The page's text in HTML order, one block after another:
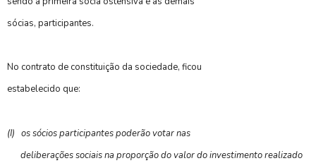
sócias, participantes.
No contrato de constituição da sociedade, ficou
estabelecido que:
(I) os sócios participantes poderão votar nas
deliberações sociais na proporção do valor do investimento realizado